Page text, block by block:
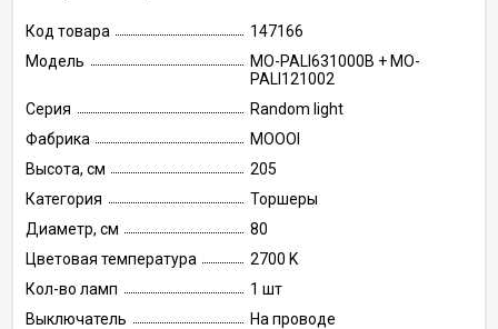
Код товара
147166
Модель
MO-PALI631000B + MO-
PALI121002
Серия
Random light
Фабрика
MOOOI
Высота, см
205
Категория
Торшеры
Диаметр, см
80
Цветовая температура
2700 K
Кол-во ламп
1 шт
Выключатель
На проводе